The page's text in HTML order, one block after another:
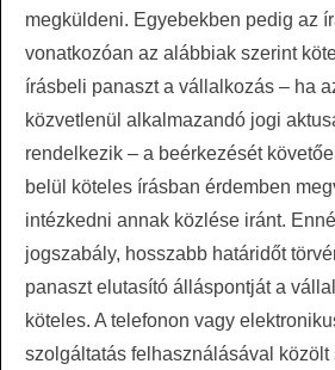
megküldeni. Egyebekben pedig az
vonatkozóan az alábbiak szerint
írásbeli panaszt a vállalkozás – ha
közvetlenül alkalmazandó jogi
rendelkezik – a beérkezését
belül köteles írásban érdemben
intézkedni annak közlése iránt.
jogszabály, hosszabb határidőt
panaszt elutasító álláspontját a
köteles. A telefonon vagy
szolgáltatás felhasználásával közölt